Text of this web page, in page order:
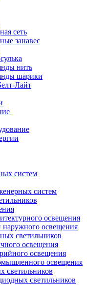
сеть
занавес
нить
шарики
Лайт
систем
систем
освещения
наружного освещения
светильников
освещения
освещения
освещения
светильников
светильников